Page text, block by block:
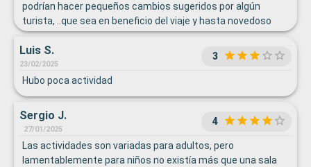
podrían hacer pequeños cambios sugeridos por algún
turista, ..que sea en beneficio del viaje y hasta novedoso
para muchos, dada la diversidad de los orígenes de los
pasajeros.
Luis S.
23/02/2025
3
Hubo poca actividad
Sergio J.
27/01/2025
4
Las actividades son variadas para adultos, pero
lamentablemente para niños no existía más que una sala